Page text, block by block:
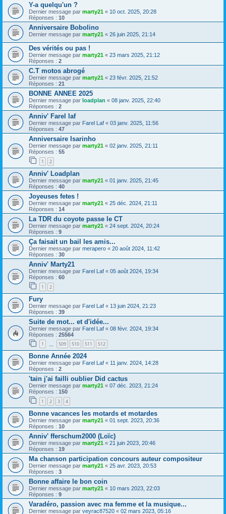
Y-a quelqu'un ?
Dernier message par marty21 « 10 oct. 2025, 20:28
Réponses : 10
Anniversaire Bobolino
Dernier message par marty21 « 26 juin 2025, 21:14
Des vérités ou pas !
Dernier message par marty21 « 23 mars 2025, 21:12
Réponses : 2
C.T motos abrogé
Dernier message par marty21 « 23 févr. 2025, 21:52
Réponses : 21
BONNE ANNEE 2025
Dernier message par loadplan « 08 janv. 2025, 22:40
Réponses : 2
Anniv' Farel laf
Dernier message par Farel Laf « 03 janv. 2025, 11:56
Réponses : 47
Anniversaire Isarinho
Dernier message par marty21 « 02 janv. 2025, 21:11
Réponses : 55
1 2
Anniv' Loadplan
Dernier message par marty21 « 01 janv. 2025, 21:45
Réponses : 40
Joyeuses fetes !
Dernier message par marty21 « 25 déc. 2024, 21:11
Réponses : 14
La TDR du coyote passe le CT
Dernier message par marty21 « 24 sept. 2024, 20:24
Réponses : 9
Ça faisait un bail les amis...
Dernier message par merapero « 20 août 2024, 11:42
Réponses : 30
Anniv' Marty21
Dernier message par Farel Laf « 05 août 2024, 19:34
Réponses : 60
1 2
Fury
Dernier message par Farel Laf « 13 juin 2024, 21:23
Réponses : 39
Suite de mot... et d'idée...
Dernier message par Farel Laf « 08 févr. 2024, 19:34
Réponses : 25564
1 509 510 511 512
Bonne Année 2024
Dernier message par Farel Laf « 11 janv. 2024, 14:28
Réponses : 2
'tain j'ai failli oublier Did cactus
Dernier message par marty21 « 07 déc. 2023, 21:24
Réponses : 150
1 2 3 4
Bonne vacances les motards et motardes
Dernier message par marty21 « 01 sept. 2023, 20:36
Réponses : 10
Anniv' fferschum2000 (Loïc)
Dernier message par marty21 « 21 juin 2023, 20:46
Réponses : 19
Ma chanson participation concours auteur compositeur
Dernier message par marty21 « 25 avr. 2023, 20:53
Réponses : 3
Bonne affaire le bon coin
Dernier message par marty21 « 10 mars 2023, 22:03
Réponses : 9
Varadéro, passion avec ma femme et la musique...
Dernier message par veyrac87520 « 02 mars 2023, 05:16